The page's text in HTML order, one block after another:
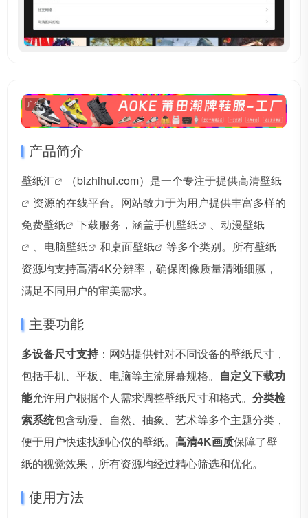
广告
产品简介
壁纸汇 （bizhihui.com）是一个专注于提供高清壁纸
资源的在线平台。网站致力于为用户提供丰富多样的
免费壁纸
下载服务，涵盖手机壁纸 、 动漫壁纸
、 电脑壁纸 和桌面壁纸
等多个类别。所有壁纸
资源均支持高清4K分辨率，确保图像质量清晰细腻，
满足不同用户的审美需求。
主要功能
多设备尺寸支持 ：网站提供针对不同设备的壁纸尺寸，
包括手机、平板、电脑等主流屏幕规格。 自定义下载功
能允许用户根据个人需求调整壁纸尺寸和格式。 分类检
索系统包含动漫、自然、抽象、艺术等多个主题分类，
便于用户快速找到心仪的壁纸。 高清4K画质保障了壁
纸的视觉效果，所有资源均经过精心筛选和优化。
使用方法